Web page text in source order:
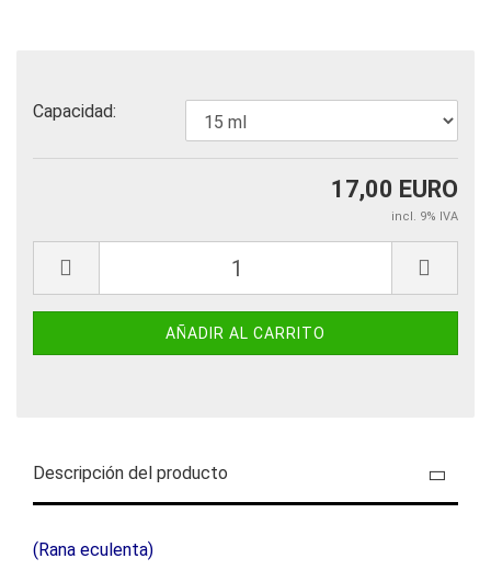
Capacidad:
17,00 EURO
incl. 9% IVA
Descripción del producto
(Rana eculenta)